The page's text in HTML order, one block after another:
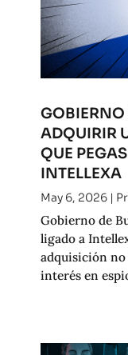
GOBIERNO
ADQUIRIR
QUE
INTELLEXA
May 6, 2026|
Gobierno de
ligado a
adquisición no
interés en